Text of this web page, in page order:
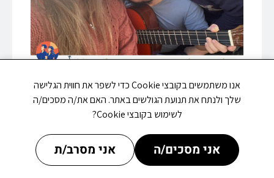
אנו משתמשים בקובצי Cookie כדי לשפר את חווית הגלישה
שלך ולנתח את תנועת הגולשים באתר. האם את/ה מסכים/ה
לשימוש בקובצי Cookie?
אני מסכים/ה אני מסרב/ת